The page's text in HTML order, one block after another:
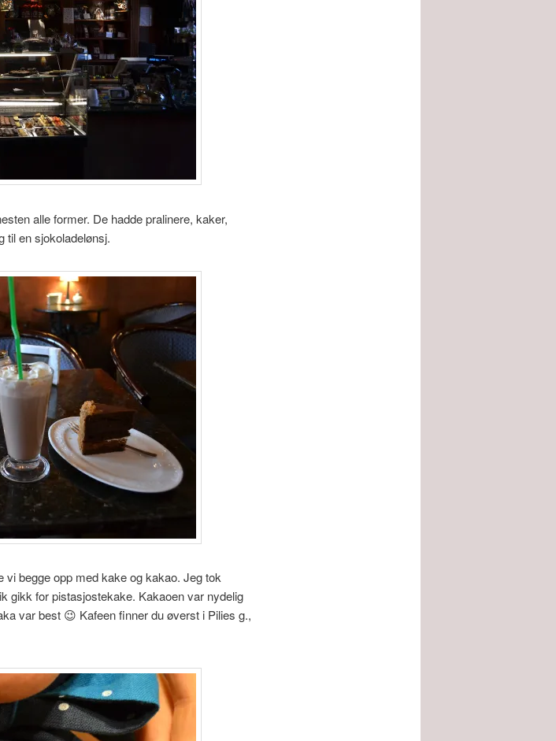
alle former. De hadde pralinere, kaker,
til en sjokoladelønsj.
vi begge opp med kake og kakao. Jeg tok
gikk for pistasjostekake. Kakaoen var nydelig
var best 😉 Kafeen finner du øverst i Pilies g.,